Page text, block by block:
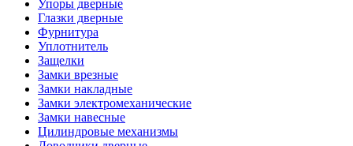
Упоры дверные
Глазки дверные
Фурнитура
Уплотнитель
Защелки
Замки врезные
Замки накладные
Замки электромеханические
Замки навесные
Цилиндровые механизмы